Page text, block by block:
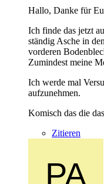
Hallo, Danke für
Ich finde das jetzt
ständig Asche in
vorderen
Zumindest meine
Ich werde mal
aufzunehmen.
Komisch das die
Zitieren